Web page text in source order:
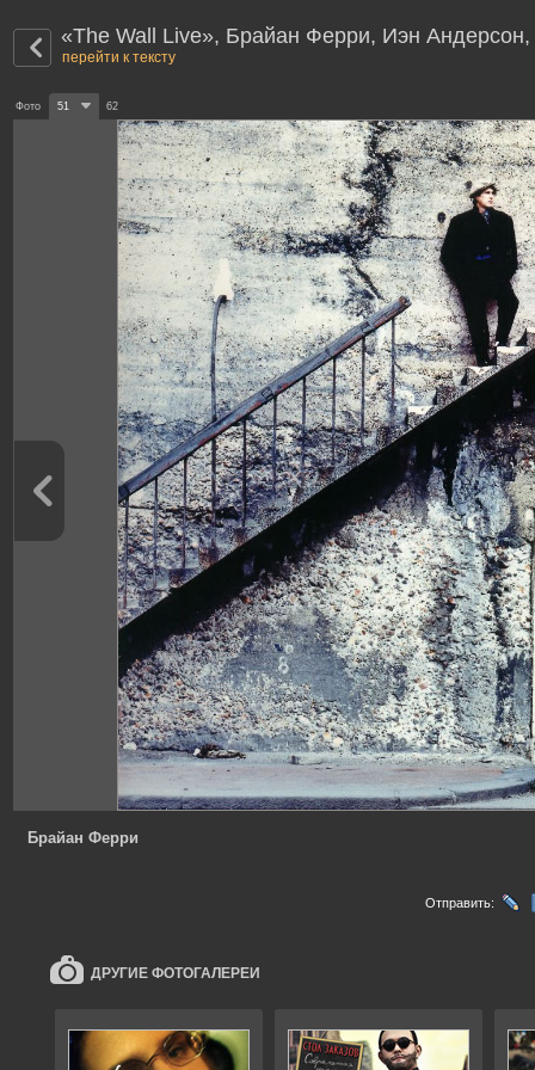
«The Wall Live», Брайан Ферри, Иэн
перейти к тексту
Фото 51 62
Брайан Ферри
Отправить:
ДРУГИЕ ФОТОГАЛЕРЕИ